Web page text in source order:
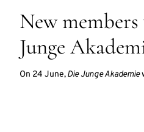
New
Junge
On 24 June,Die Junge Akademie